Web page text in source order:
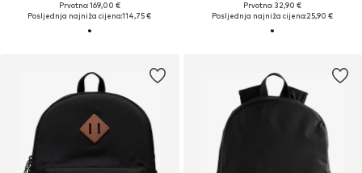
Prvotno: 169,00 €
Posljednja najniža cijena:114,75 €
Prvotno: 32,90 €
Posljednja najniža cijena:25,90 €